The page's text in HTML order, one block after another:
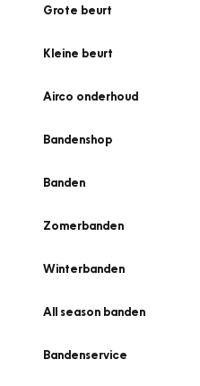
Grote beurt
Kleine beurt
Airco onderhoud
Bandenshop
Banden
Zomerbanden
Winterbanden
All season banden
Bandenservice